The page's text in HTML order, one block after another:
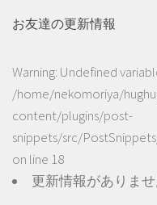
お友達の更新情報
Warning: Undefined
/home/nekomoriya/
content/plugins/post-
snippets/src/
on line 18
更新情報がありませ